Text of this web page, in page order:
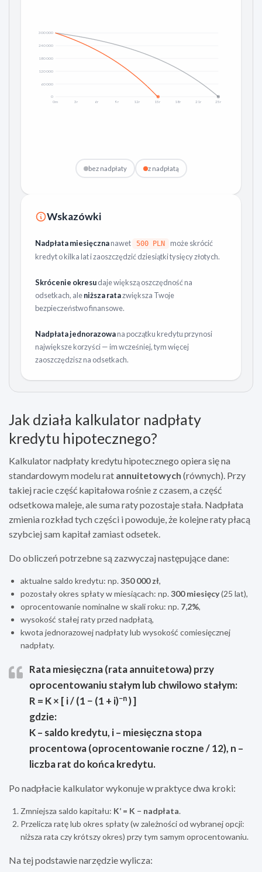
300 000
240 000
180 000
120 000
60 000
0
0m
3r 6r 9r 12r 15r 18r 21r 25r
bez nadpłaty z nadpłatą
Wskazówki
Nadpłata miesięcznanawet 500 PLN
może skrócić
kredyt o kilka lat i zaoszczędzić dziesiątki tysięcy złotych.
Skrócenie okresudaje większą oszczędność na
odsetkach, aleniższa ratazwiększa Twoje
bezpieczeństwo finansowe.
Nadpłata jednorazowana początku kredytu przynosi
największe korzyści — im wcześniej, tym więcej
zaoszczędzisz na odsetkach.
Jak działa kalkulator nadpłaty
kredytu hipotecznego?
Kalkulator nadpłaty kredytu hipotecznego opiera się na
standardowym modelu rat annuitetowych (równych). Przy
takiej racie część kapitałowa rośnie z czasem, a część
odsetkowa maleje, ale suma raty pozostaje stała. Nadpłata
zmienia rozkład tych części i powoduje, że kolejne raty płacą
szybciej sam kapitał zamiast odsetek.
Do obliczeń potrzebne są zazwyczaj następujące dane:
aktualne saldo kredytu: np.350 000 zł,
pozostały okres spłaty w miesiącach: np.300 miesięcy(25 lat),
oprocentowanie nominalne w skali roku: np. 7,2%,
wysokość stałej raty przed nadpłatą,
kwota jednorazowej nadpłaty lub wysokość comiesięcznej
nadpłaty.
Rata miesięczna (rata annuitetowa) przy
oprocentowaniu stałym lub chwilowo stałym:
R = K × [ i / (1 − (1 + i)−n) ]
gdzie:
K – saldo kredytu, i – miesięczna stopa
procentowa (oprocentowanie roczne / 12), n –
liczba rat do końca kredytu.
Po nadpłacie kalkulator wykonuje w praktyce dwa kroki:
Zmniejsza saldo kapitału: K’ = K − nadpłata.
Przelicza ratę lub okres spłaty (w zależności od wybranej opcji:
niższa rata czy krótszy okres) przy tym samym oprocentowaniu.
Na tej podstawie narzędzie wylicza: